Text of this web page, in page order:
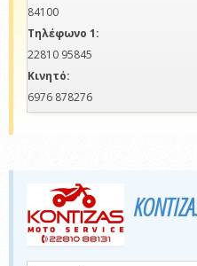
84100
Τηλέφωνο 1:
22810 95845
Κινητό:
6976 878276